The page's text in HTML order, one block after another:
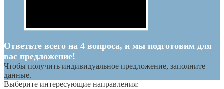
Ответьте всего на 4 вопроса, и мы подготовим для
вас предложение!
Чтобы получить индивидуальное предложение, заполните
данные.
Выберите интересующие направления: